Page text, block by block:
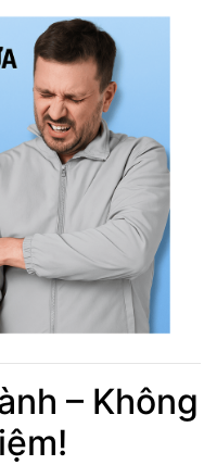
– Không